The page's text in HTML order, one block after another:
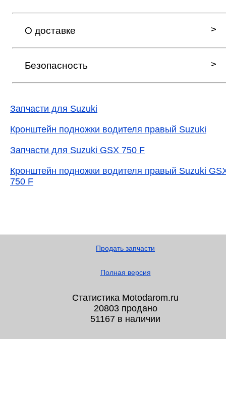
О доставке
Безопасность
Запчасти для Suzuki
Кронштейн подножки водителя правый Suzuki
Запчасти для Suzuki GSX 750 F
Кронштейн подножки водителя правый Suzuki
750 F
Продать запчасти
Полная версия
Статистика Motodarom.ru
20803 продано
51167 в наличии